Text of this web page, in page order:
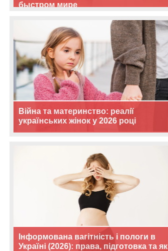
быстром мире
Війна та материнство: реалії
українських жінок у 2026 році
Інформована вагітність і пологи в
Україні (2026): права, підготовка та як